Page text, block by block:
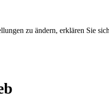
zu ändern, erklären Sie